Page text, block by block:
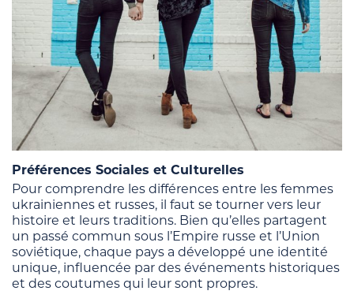
Préférences Sociales et Culturelles
Pour comprendre les différences entre les femmes
ukrainiennes et russes, il faut se tourner vers leur
histoire et leurs traditions. Bien qu’elles partagent
un passé commun sous l’Empire russe et l’Union
soviétique, chaque pays a développé une identité
unique, influencée par des événements historiques
et des coutumes qui leur sont propres.